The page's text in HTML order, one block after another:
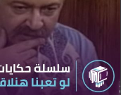
m
a
i
l